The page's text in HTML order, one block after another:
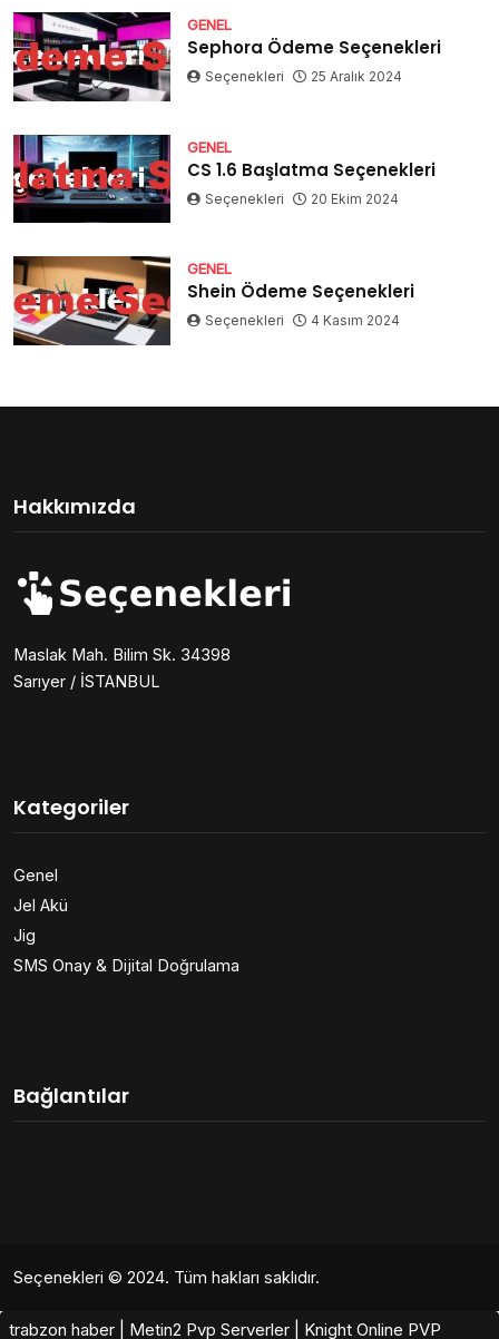
GENEL
Sephora Ödeme Seçenekleri
Seçenekleri 25 Aralık 2024
GENEL
CS 1.6 Başlatma Seçenekleri
Seçenekleri 20 Ekim 2024
GENEL
Shein Ödeme Seçenekleri
Seçenekleri 4 Kasım 2024
Hakkımızda
Maslak Mah. Bilim Sk. 34398
Sarıyer / İSTANBUL
Kategoriler
Genel
Jel Akü
Jig
SMS Onay & Dijital Doğrulama
Bağlantılar
Seçenekleri © 2024. Tüm hakları saklıdır.
trabzon haber Metin2 Pvp Serverler Knight Online PVP